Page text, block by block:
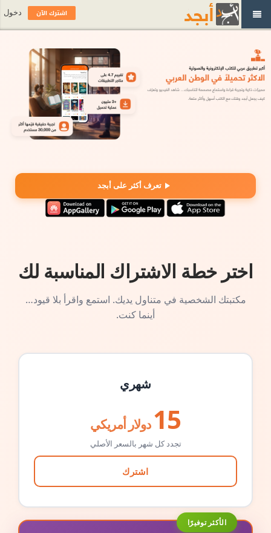
تعرف أكثر على أبجد
اختر خطة الاشتراك المناسبة لك
مكتبتك الشخصية في متناول يديك. استمع واقرأ بلا قيود…
أينما كنت.
شهري
15 دولار أمريكي
تجدد كل شهر بالسعر الأصلي
اشترك
الأكثر توفيرًا
اشترك الآن دخول